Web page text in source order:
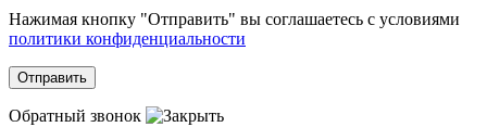
Нажимая кнопку "Отправить" вы соглашаетесь с условиями
политики конфиденциальности
Отправить
Обратный звонок